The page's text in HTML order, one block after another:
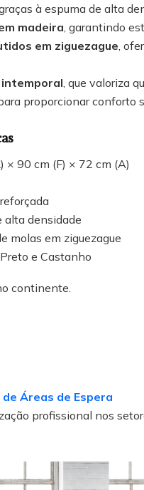
à espuma de alta
madeira , garantindo
em ziguezague ,
, que valoriza
proporcionar conforto
× 90 cm (F) × 72 cm (A)
alta densidade
molas em ziguezague
Preto e Castanho
continente.
Áreas de Espera
profissional nos